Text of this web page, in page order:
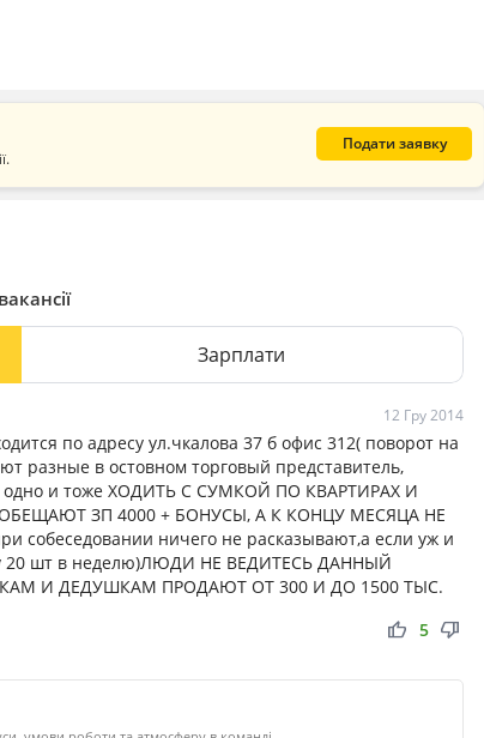
Подати заявку
Зарплати
12 Гру 2014
по адресу ул.чкалова 37 б офис 312( поворот на
разные в остовном торговый представитель,
одно и тоже ХОДИТЬ С СУМКОЙ ПО КВАРТИРАХ И
ЗП 4000 + БОНУСЫ, А К КОНЦУ МЕСЯЦА НЕ
ничего не расказывают,а если уж и
20 шт в неделю)ЛЮДИ НЕ ВЕДИТЕСЬ ДАННЫЙ
И ДЕДУШКАМ ПРОДАЮТ ОТ 300 И ДО 1500 ТЫС.
thumb_up thumb_down
5